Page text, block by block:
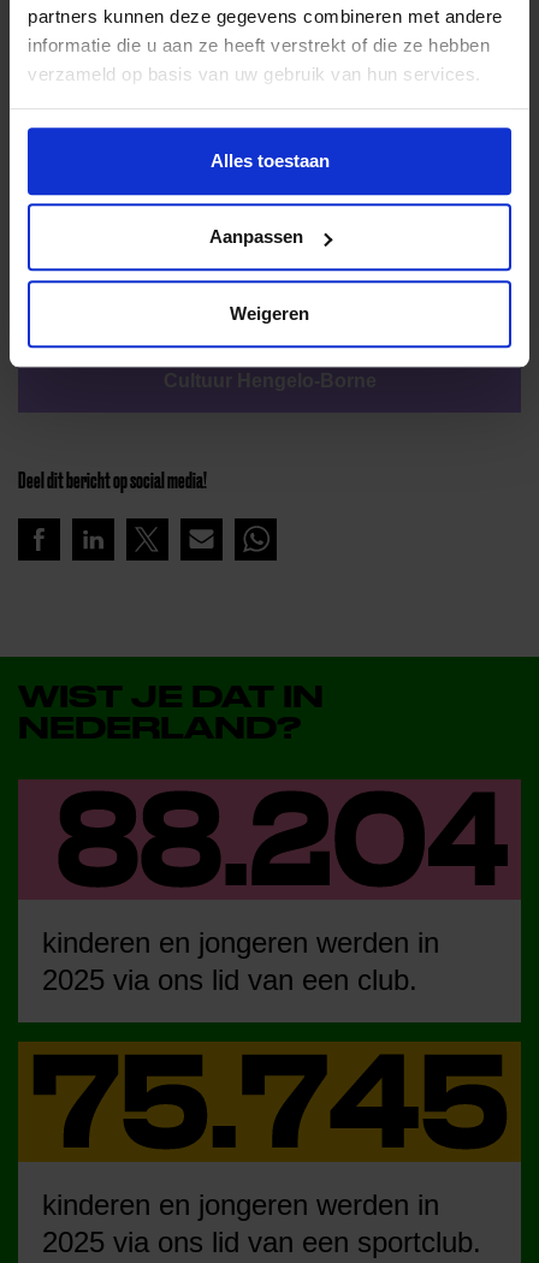
partners kunnen deze gegevens combineren met andere
informatie die u aan ze heeft verstrekt of die ze hebben
verzameld op basis van uw gebruik van hun services.
Alles toestaan
Aanpassen
Weigeren
Lees meer nieuws
Lees meer nieuws van Jeugdfonds Sport &
Cultuur Hengelo-Borne
Deel dit bericht op social media!
WIST JE DAT IN
NEDERLAND?
kinderen en jongeren werden in
2025 via ons lid van een club.
kinderen en jongeren werden in
2025 via ons lid van een sportclub.